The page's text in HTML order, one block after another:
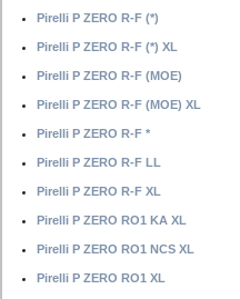
Pirelli P ZERO R-F (*)
Pirelli P ZERO R-F (*) XL
Pirelli P ZERO R-F (MOE)
Pirelli P ZERO R-F (MOE) XL
Pirelli P ZERO R-F *
Pirelli P ZERO R-F LL
Pirelli P ZERO R-F XL
Pirelli P ZERO RO1 KA XL
Pirelli P ZERO RO1 NCS XL
Pirelli P ZERO RO1 XL